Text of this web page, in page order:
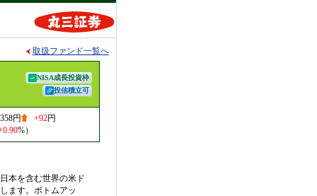
取扱ファンド一覧へ
NISA成長投資枠
投信積立可
円 +92円
%）
本を含む世界の米ド
ます。ボトムアッ